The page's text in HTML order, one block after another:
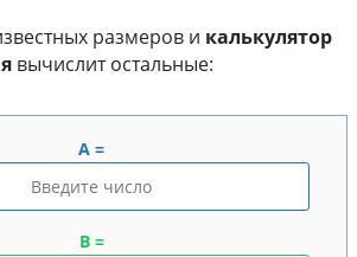
размеров и калькулятор
вычислит остальные:
A =
B =